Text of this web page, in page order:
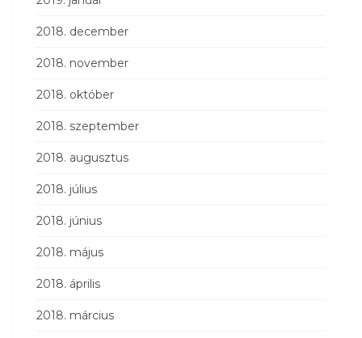
2018. december
2018. november
2018. október
2018. szeptember
2018. augusztus
2018. július
2018. június
2018. május
2018. április
2018. március